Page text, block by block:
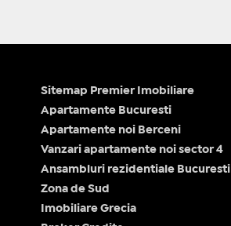
Sitemap Premier Imobiliare
Apartamente Bucuresti
Apartamente noi Berceni
Vanzari apartamente noi sector 4
Ansambluri rezidentiale Bucuresti
Zona de Sud
Imobiliare Grecia